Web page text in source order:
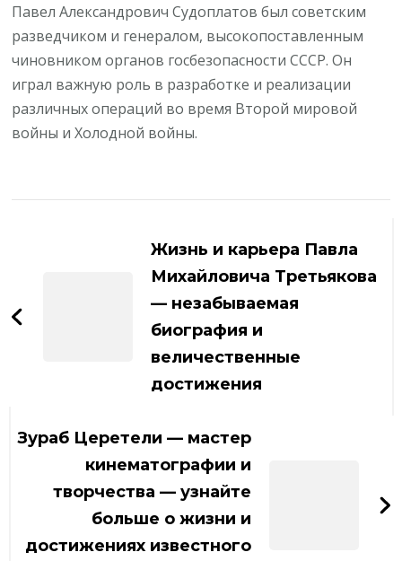
Павел Александрович Судоплатов был советским
разведчиком и генералом, высокопоставленным
чиновником органов госбезопасности СССР. Он
играл важную роль в разработке и реализации
различных операций во время Второй мировой
войны и Холодной войны.
Жизнь и карьера Павла
Михайловича Третьякова
— незабываемая
биография и
величественные
достижения
Зураб Церетели — мастер
кинематографии и
творчества — узнайте
больше о жизни и
достижениях известного